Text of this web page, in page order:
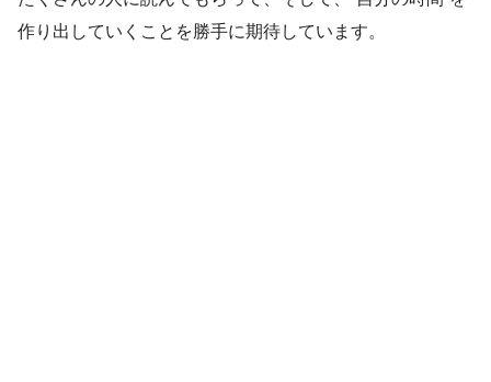
作り出していくことを勝手に期待しています。